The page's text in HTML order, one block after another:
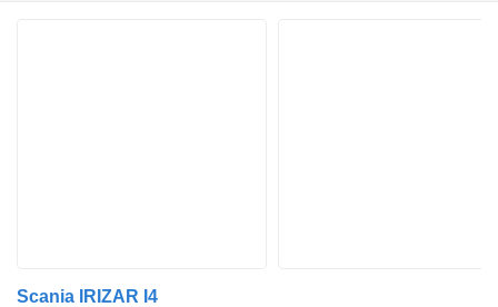
Scania IRIZAR I4